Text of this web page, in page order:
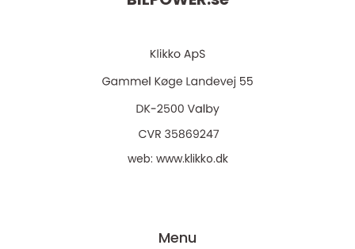
web: www.klikko.dk
Menu